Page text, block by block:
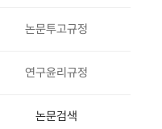
논문투고규정
연구윤리규정
논문검색